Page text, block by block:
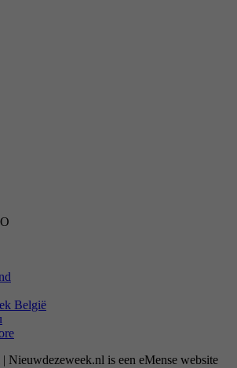
België
Nieuwdezeweek.nl is een eMense website